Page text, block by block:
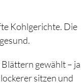
Kohlgerichte. Die
gewählt – ja
sitzen und